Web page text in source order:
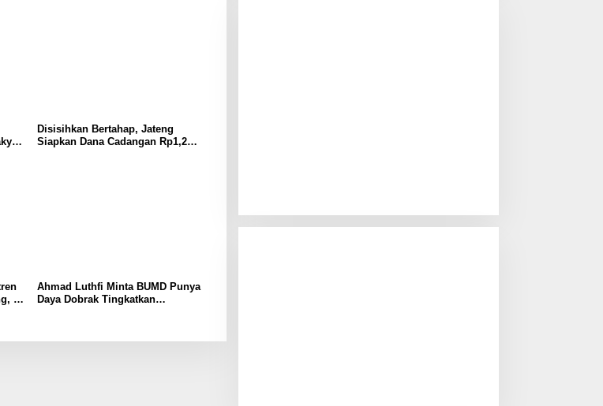
Disisihkan Bertahap, Jateng
Siapkan Dana Cadangan Rp1,2
15
Ahmad Luthfi Minta BUMD Punya
Daya Dobrak Tingkatkan